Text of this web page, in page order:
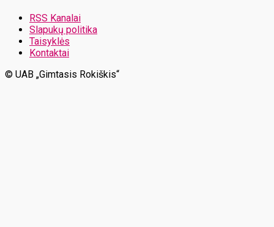
RSS Kanalai
Slapukų politika
Taisyklės
Kontaktai
© UAB „Gimtasis Rokiškis“